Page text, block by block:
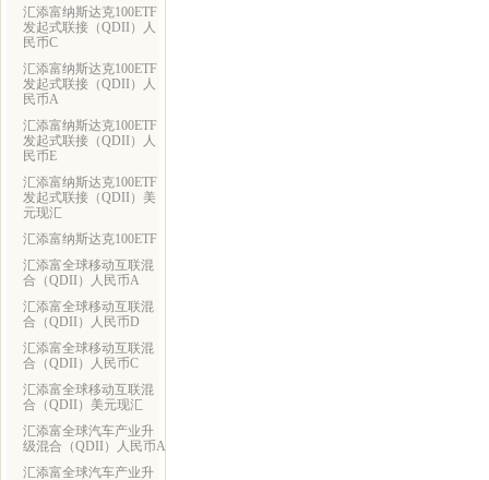
汇添富纳斯达克100ETF
发起式联接（QDII）人
民币C
汇添富纳斯达克100ETF
发起式联接（QDII）人
民币A
汇添富纳斯达克100ETF
发起式联接（QDII）人
民币E
汇添富纳斯达克100ETF
发起式联接（QDII）美
元现汇
汇添富纳斯达克100ETF
汇添富全球移动互联混
合（QDII）人民币A
汇添富全球移动互联混
合（QDII）人民币D
汇添富全球移动互联混
合（QDII）人民币C
汇添富全球移动互联混
合（QDII）美元现汇
汇添富全球汽车产业升
级混合（QDII）人民币A
汇添富全球汽车产业升